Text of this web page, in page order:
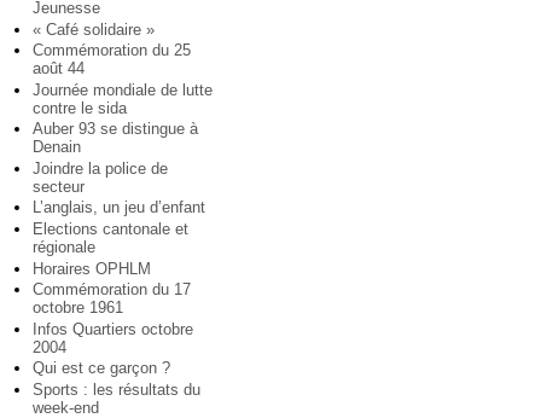
Jeunesse
« Café solidaire »
Commémoration du 25
août 44
Journée mondiale de lutte
contre le sida
Auber 93 se distingue à
Denain
Joindre la police de
secteur
L’anglais, un jeu d’enfant
Elections cantonale et
régionale
Horaires OPHLM
Commémoration du 17
octobre 1961
Infos Quartiers octobre
2004
Qui est ce garçon ?
Sports : les résultats du
week-end